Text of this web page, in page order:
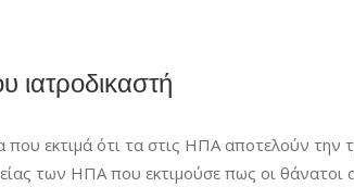
ιατροδικαστή
που εκτιμά ότι τα στις ΗΠΑ αποτελούν την
των ΗΠΑ που εκτιμούσε πως οι θάνατοι